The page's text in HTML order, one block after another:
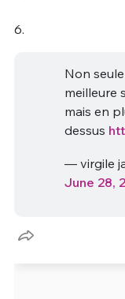
6.
Non
meilleure
mais en
dessus
— virgile
June 28,